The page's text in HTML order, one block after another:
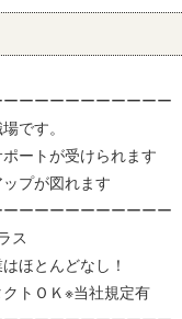
ーーーーーーーーーー
です。
ートが受けられます
プが図れます
ーーーーーーーーーー
ス
ほとんどなし！
トＯＫ※当社規定有